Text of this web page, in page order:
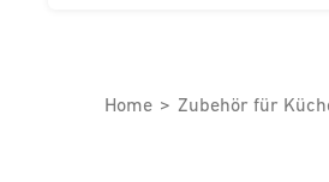
Home Zubehör für